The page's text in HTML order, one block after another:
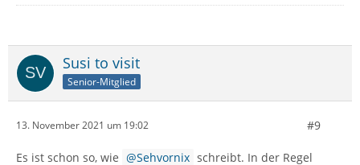
Dein Vorgehen, alles auch lokal zu speichern (was
magst), bleibt selbstredend weiterhin empfehlenswert.
Susi to visit
Senior-Mitglied
13. November 2021 um 19:02 #9
Es ist schon so, wie Sehvornix schreibt. In der Regel